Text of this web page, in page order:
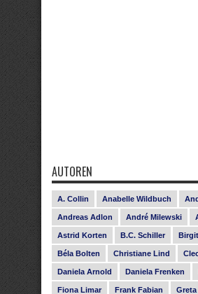
AUTOREN
A. Collin Anabelle Wildbuch
Andreas Adlon André Milewski
Astrid Korten B.C. Schiller
Béla Bolten Christiane Lind
Daniela Arnold Daniela Frenken
Fiona Limar Frank Fabian